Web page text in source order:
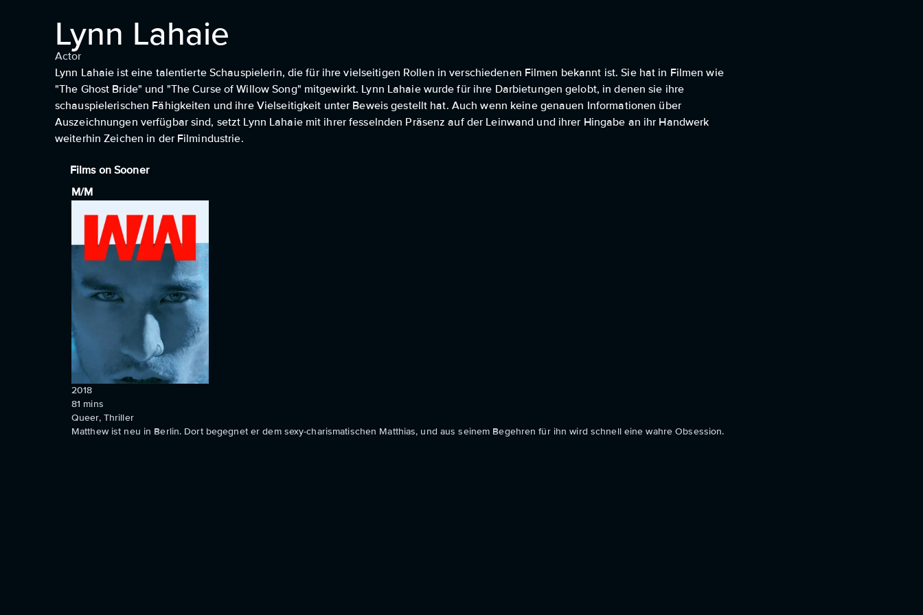
Lynn Lahaie
Actor
Lynn Lahaie ist eine talentierte Schauspielerin, die für ihre vielseitigen Rollen in verschiedenen Filmen bekannt ist. Sie hat in Filmen wie
"The Ghost Bride" und "The Curse of Willow Song" mitgewirkt. Lynn Lahaie wurde für ihre Darbietungen gelobt, in denen sie ihre
schauspielerischen Fähigkeiten und ihre Vielseitigkeit unter Beweis gestellt hat. Auch wenn keine genauen Informationen über
Auszeichnungen verfügbar sind, setzt Lynn Lahaie mit ihrer fesselnden Präsenz auf der Leinwand und ihrer Hingabe an ihr Handwerk
weiterhin Zeichen in der Filmindustrie.
Films on Sooner
M/M
2018
81 mins
Queer, Thriller
Matthew ist neu in Berlin. Dort begegnet er dem sexy-charismatischen Matthias, und aus seinem Begehren für ihn wird schnell eine wahre Obsession.